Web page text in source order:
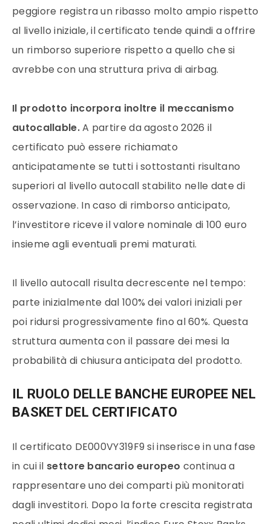
peggiore registra un ribasso molto ampio rispetto
al livello iniziale, il certificato tende quindi a offrire
un rimborso superiore rispetto a quello che si
avrebbe con una struttura priva di airbag.
Il prodotto incorpora inoltre il meccanismo
autocallable.A partire da agosto 2026 il
certificato può essere richiamato
anticipatamente se tutti i sottostanti risultano
superiori al livello autocall stabilito nelle date di
osservazione. In caso di rimborso anticipato,
l’investitore riceve il valore nominale di 100 euro
insieme agli eventuali premi maturati.
Il livello autocall risulta decrescente nel tempo:
parte inizialmente dal 100% dei valori iniziali per
poi ridursi progressivamente fino al 60%. Questa
struttura aumenta con il passare dei mesi la
probabilità di chiusura anticipata del prodotto.
IL RUOLO DELLE BANCHE EUROPEE NEL
BASKET DEL CERTIFICATO
Il certificato DE000VY319F9 si inserisce in una fase
in cui il settore bancario europeo continua a
rappresentare uno dei comparti più monitorati
dagli investitori. Dopo la forte crescita registrata